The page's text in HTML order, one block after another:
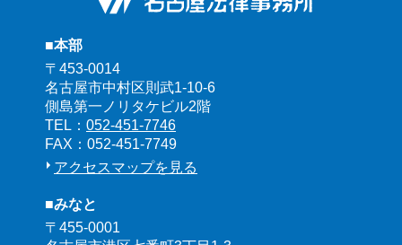
■本部
〒453-0014
名古屋市中村区則武1-10-6
側島第一ノリタケビル2階
TEL： 052-451-7746
FAX：052-451-7749
アクセスマップを見る
■みなと
〒455-0001